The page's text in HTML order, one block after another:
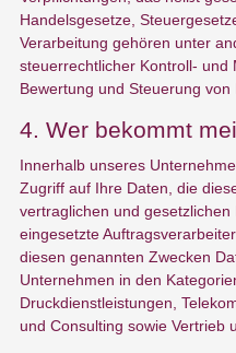
Handelsgesetze,
Verarbeitung gehören unter
steuerrechtlicher Kontroll- und
Bewertung und Steuerung von
4. Wer bekommt
Innerhalb unseres
Zugriff auf Ihre Daten, die
vertraglichen und
eingesetzte
diesen genannten Zwecken
Unternehmen in den
Druckdienstleistungen,
und Consulting sowie Vertrieb